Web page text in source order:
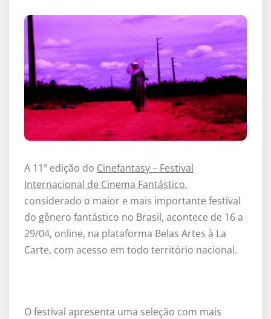
A 11ª edição do Cinefantasy – Festival
Internacional de Cinema Fantástico,
considerado o maior e mais importante festival
do gênero fantástico no Brasil, acontece de 16 a
29/04, online, na plataforma Belas Artes à La
Carte, com acesso em todo território nacional.
O festival apresenta uma seleção com mais